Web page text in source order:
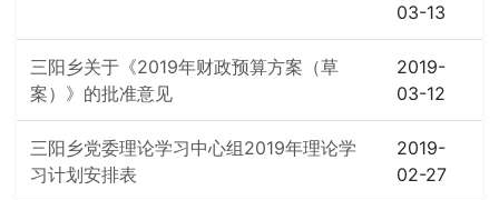
03-13
三阳乡关于《2019年财政预算方案（草
案）》的批准意见
2019-
03-12
三阳乡党委理论学习中心组2019年理论学
习计划安排表
2019-
02-27